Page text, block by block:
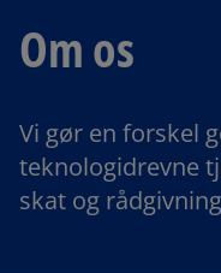
Om os
Vi gør en forskel
teknologidrevne
skat og rådgivning